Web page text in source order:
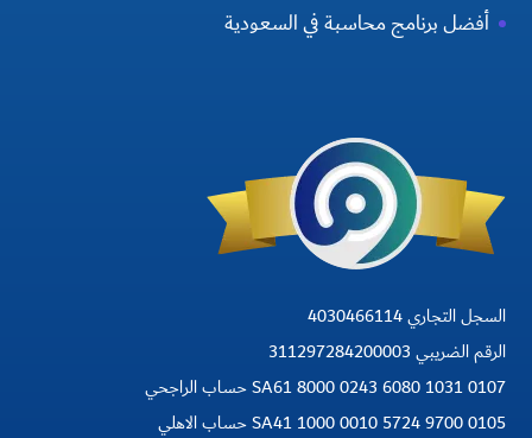
أفضل برنامج محاسبة في السعودية
السجل التجاري 4030466114
الرقم الضريبي 311297284200003
SA61 8000 0243 6080 1031 0107 حساب الراجحي
SA41 1000 0010 5724 9700 0105 حساب الاهلي